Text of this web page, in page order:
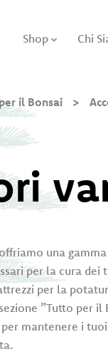
Shop Chi
il Bonsai
una
per la cura dei
per la
”Tutto per il
mantenere i